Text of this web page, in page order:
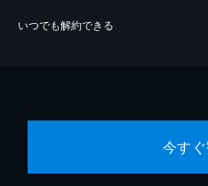
いつでも解約できる
今す